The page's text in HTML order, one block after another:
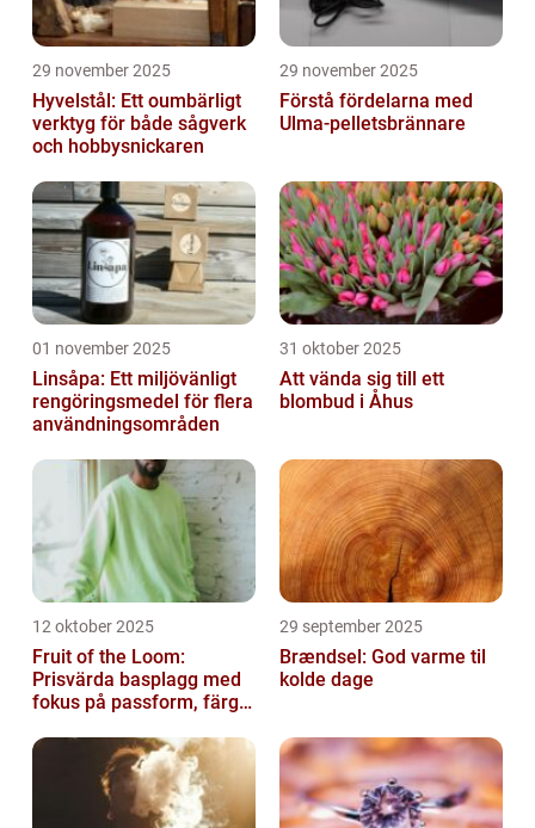
29 november 2025
Hyvelstål: Ett oumbärligt
verktyg för både sågverk
och hobbysnickaren
29 november 2025
Förstå fördelarna med
Ulma-pelletsbrännare
01 november 2025
Linsåpa: Ett miljövänligt
rengöringsmedel för flera
användningsområden
31 oktober 2025
Att vända sig till ett
blombud i Åhus
12 oktober 2025
Fruit of the Loom:
Prisvärda basplagg med
fokus på passform, färg
29 september 2025
Brændsel: God varme til
kolde dage